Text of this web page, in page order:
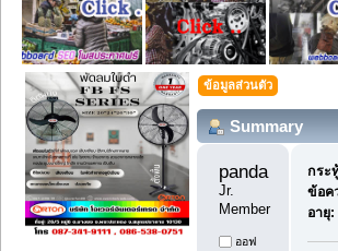
ข้อมูลส่วนตัว
Summary
panda
Jr.
Member
ออฟ
กระ
ข้อค
อายุ: